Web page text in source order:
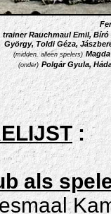
trainer Rauchmaul Emil,
György, Toldi Géza,
(midden, alleen spelers)
(onder) Polgár Gyula,
:
als